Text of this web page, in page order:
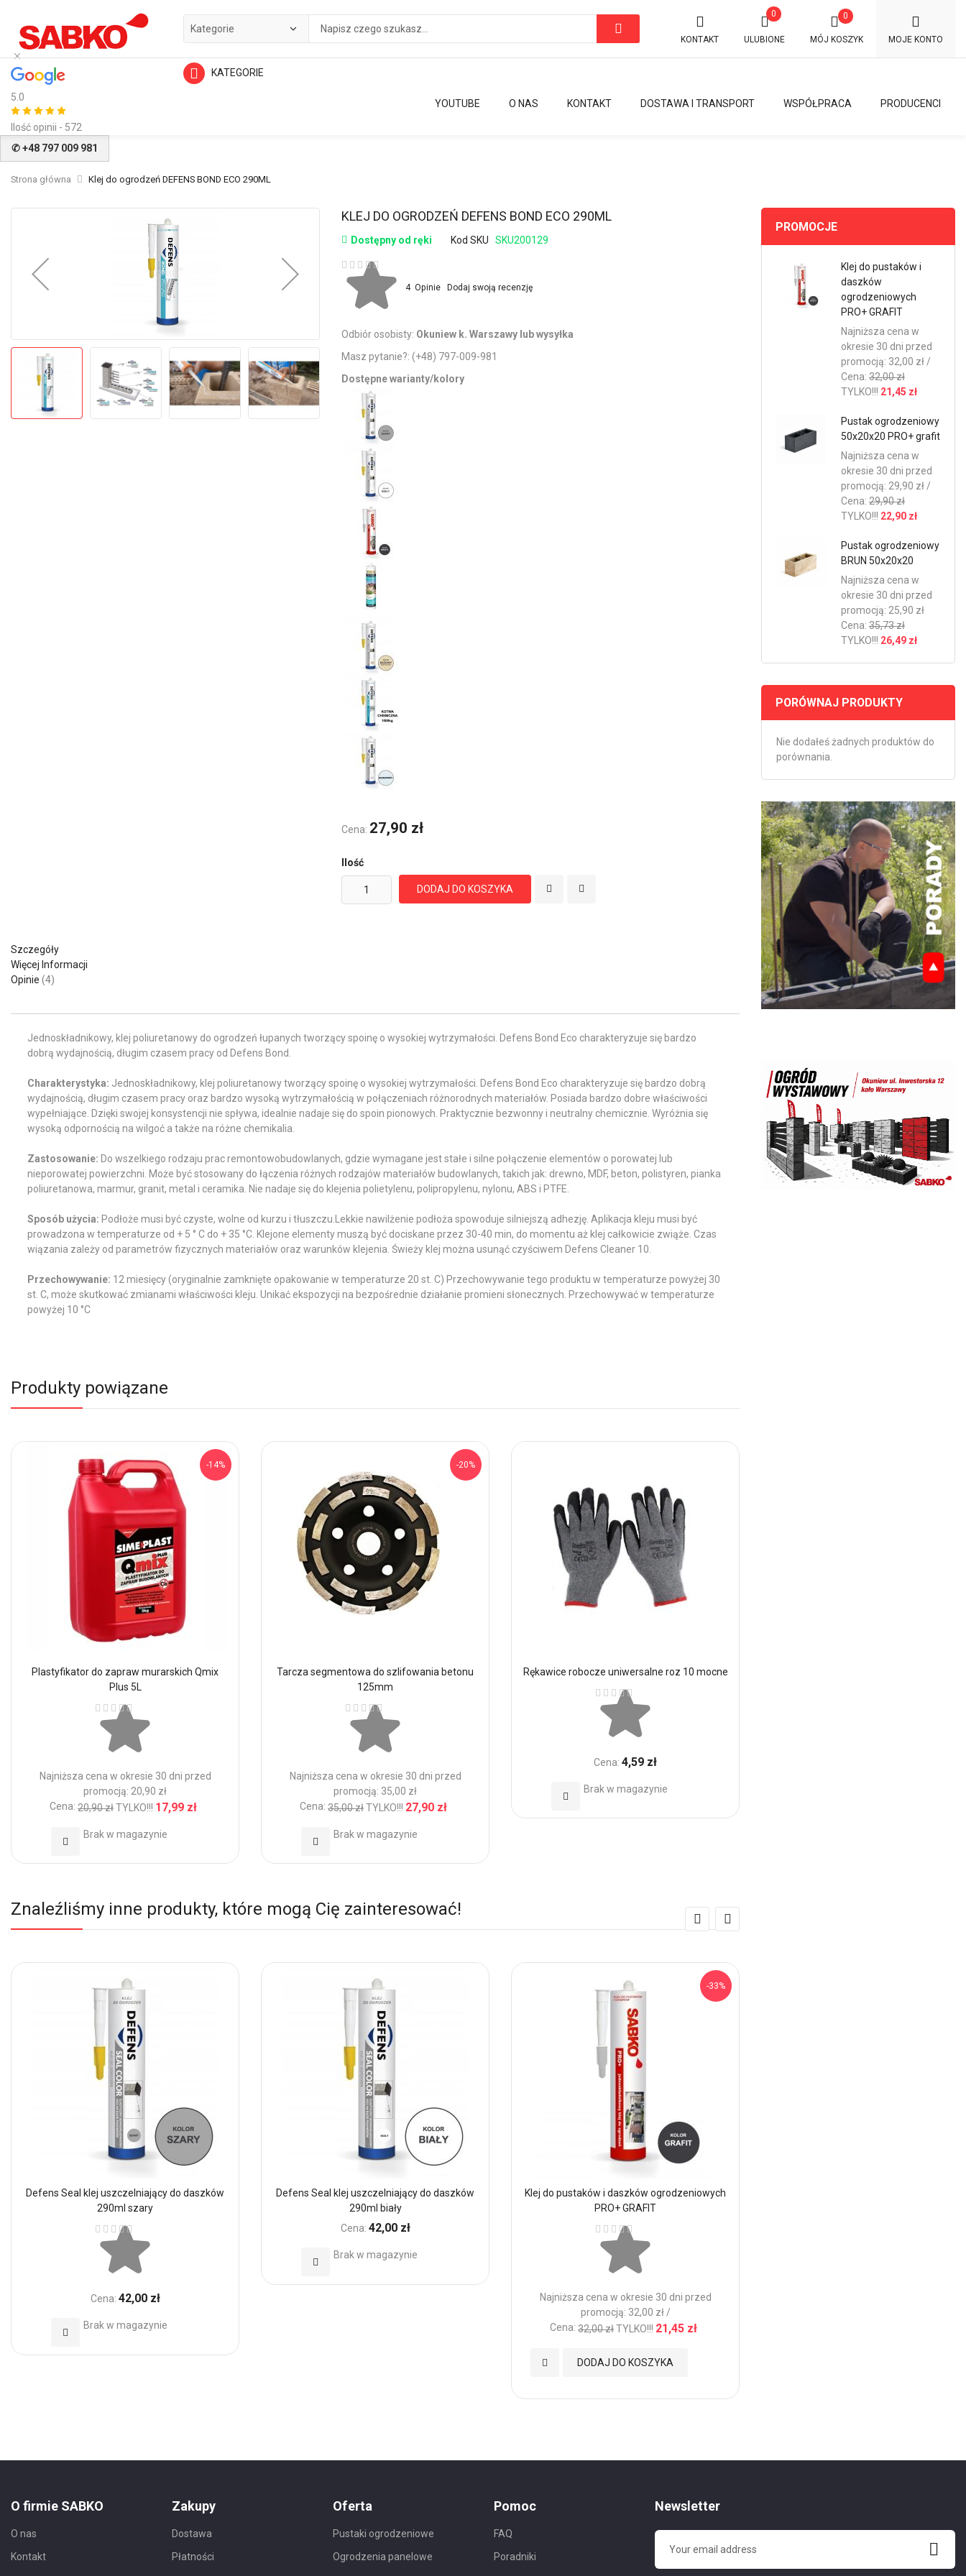
5.0
Ilość opinii - 572
KONTAKT
0
ULUBIONE MÓJ KOSZYK
0
MOJE KONTO
KATEGORIE
PRODUCENCI
WSPÓŁPRACA
DOSTAWA I TRANSPORT
KONTAKT
O NAS
YOUTUBE
✆ +48 797 009 981
Strona główna Klej do ogrodzeń DEFENS BOND ECO 290ML
Przejdź
początek
galerii
KLEJ DO OGRODZEŃ DEFENS BOND ECO 290ML
Dostępny od ręki Kod SKU
SKU200129
Ocena:
4 Opinie Dodaj swoją recenzję
Odbiór osobisty: Okuniew k. Warszawy lub wysyłka
Masz pytanie?: (+48) 797-009-981
Dostępne warianty/kolory
Cena: 27,90 zł
Ilość
DODAJ DO KOSZYKA
Szczegóły
Więcej Informacji
Opinie 4
Jednoskładnikowy, klej poliuretanowy do ogrodzeń łupanych tworzący spoinę o wysokiej wytrzymałości. Defens Bond Eco charakteryzuje się bardzo
dobrą wydajnością, długim czasem pracy od Defens Bond.
Charakterystyka: Jednoskładnikowy, klej poliuretanowy tworzący spoinę o wysokiej wytrzymałości. Defens Bond Eco charakteryzuje się bardzo dobrą
wydajnością, długim czasem pracy oraz bardzo wysoką wytrzymałością w połączeniach różnorodnych materiałów. Posiada bardzo dobre właściwości
wypełniające. Dzięki swojej konsystencji nie spływa, idealnie nadaje się do spoin pionowych. Praktycznie bezwonny i neutralny chemicznie. Wyróżnia się
wysoką odpornością na wilgoć a także na różne chemikalia.
Zastosowanie: Do wszelkiego rodzaju prac remontowobudowlanych, gdzie wymagane jest stałe i silne połączenie elementów o porowatej lub
nieporowatej powierzchni. Może być stosowany do łączenia różnych rodzajów materiałów budowlanych, takich jak: drewno, MDF, beton, polistyren, pianka
poliuretanowa, marmur, granit, metal i ceramika. Nie nadaje się do klejenia polietylenu, polipropylenu, nylonu, ABS i PTFE.
Sposób użycia: Podłoże musi być czyste, wolne od kurzu i tłuszczu.Lekkie nawilżenie podłoża spowoduje silniejszą adhezję. Aplikacja kleju musi być
prowadzona w temperaturze od + 5 ° C do + 35 °C. Klejone elementy muszą być dociskane przez 30-40 min, do momentu aż klej całkowicie zwiąże. Czas
wiązania zależy od parametrów fizycznych materiałów oraz warunków klejenia. Świeży klej można usunąć czyściwem Defens Cleaner 10.
Przechowywanie: 12 miesięcy (oryginalnie zamknięte opakowanie w temperaturze 20 st. C) Przechowywanie tego produktu w temperaturze powyżej 30
st. C, może skutkować zmianami właściwości kleju. Unikać ekspozycji na bezpośrednie działanie promieni słonecznych. Przechowywać w temperaturze
powyżej 10 °C
Produkty powiązane
-14%
Plastyfikator do zapraw murarskich Qmix
Plus 5L
Ocena:
Najniższa cena w okresie 30 dni przed
promocją: 20,90 zł
Cena: 20,90 złTYLKO!!! 17,99 zł
Brak w magazynie
Dodaj
-20%
Tarcza segmentowa do szlifowania betonu
125mm
Ocena:
Najniższa cena w okresie 30 dni przed
promocją: 35,00 zł
Cena: 35,00 złTYLKO!!! 27,90 zł
Brak w magazynie
Dodaj
Rękawice robocze uniwersalne roz 10 mocne
Ocena:
Cena: 4,59 zł
Brak w magazynie
Dodaj
Znaleźliśmy inne produkty, które mogą Cię zainteresować!
Defens Seal klej uszczelniający do daszków
290ml szary
Ocena:
Cena: 42,00 zł
Brak w magazynie
Dodaj
Defens Seal klej uszczelniający do daszków
290ml biały
Cena: 42,00 zł
Brak w magazynie
Dodaj
-33%
Klej do pustaków i daszków ogrodzeniowych
PRO+ GRAFIT
Ocena:
Najniższa cena w okresie 30 dni przed
promocją: 32,00 zł /
Cena: 32,00 złTYLKO!!! 21,45 zł
DODAJ DO KOSZYKA
Dodaj
PROMOCJE
Klej do pustaków i
daszków
ogrodzeniowych
PRO+ GRAFIT
Najniższa cena w
okresie 30 dni przed
promocją: 32,00 zł /
Cena: 32,00 zł
TYLKO!!! 21,45 zł
Pustak ogrodzeniowy
50x20x20 PRO+ grafit
Najniższa cena w
okresie 30 dni przed
promocją: 29,90 zł /
Cena: 29,90 zł
TYLKO!!! 22,90 zł
Pustak ogrodzeniowy
BRUN 50x20x20
Najniższa cena w
okresie 30 dni przed
promocją: 25,90 zł
Cena: 35,73 zł
TYLKO!!! 26,49 zł
PORÓWNAJ PRODUKTY
Nie dodałeś żadnych produktów do
porównania.
O firmie SABKO
O nas
Kontakt
Zakupy
Dostawa
Płatności
Oferta
Pustaki ogrodzeniowe
Ogrodzenia panelowe
Pomoc
FAQ
Poradniki
Newsletter